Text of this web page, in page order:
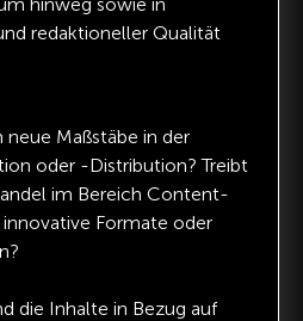
redaktioneller Qualität
Maßstäbe in der
oder -Distribution? Treibt
im Bereich Content-
Formate oder
die Inhalte in Bezug auf